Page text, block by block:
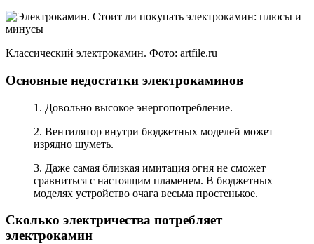
Классический электрокамин. Фото: artfile.ru
Основные недостатки электрокаминов
1. Довольно высокое энергопотребление.
2. Вентилятор внутри бюджетных моделей может
изрядно шуметь.
3. Даже самая близкая имитация огня не сможет
сравниться с настоящим пламенем. В бюджетных
моделях устройство очага весьма простенькое.
Сколько электричества потребляет
электрокамин